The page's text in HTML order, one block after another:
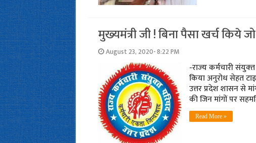
मुख्‍यमंत्री जी ! बिना पैसा खर्च
August 23, 2020- 8:22 PM
-राज्‍य कर्मचारी
किया अनुरोध सेहत
उत्तर प्रदेश शासन से
की जिन मांगों पर
Read More »